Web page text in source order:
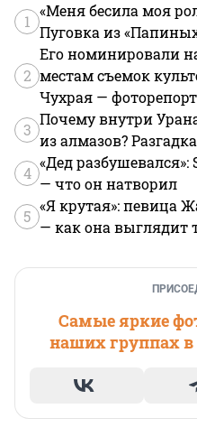
1
«Меня бесила моя
Пуговка из
2
Его номинировали
местам съемок
Чухрая —
3
Почему внутри
из алмазов?
4
«Дед
— что он натворил
5
«Я крутая»: певица
— как она выглядит
Самые яркие
наших группах